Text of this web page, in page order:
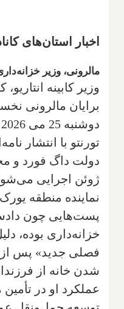
اخبار استان‌های
مالرونی، وزیر
وزیر کابینه
برایان مالرونی
تورنتو با انتشار
نماینده منطقه
پست‌هایی چون
خزانه‌داری بوده،
فصلی جدید» پس
شدن خانه از
عملکرد او در